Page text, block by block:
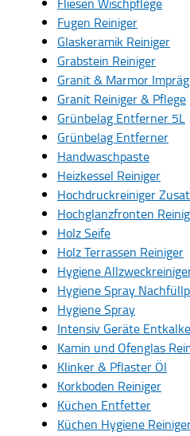
Fugen Reiniger
Glaskeramik Reiniger
Grabstein Reiniger
Granit & Marmor
Granit Reiniger & Pflege
Grünbelag Entferner 5L
Grünbelag Entferner
Handwaschpaste
Heizkessel Reiniger
Hochdruckreiniger
Hochglanzfronten
Holz Seife
Holz Terrassen Reiniger
Hygiene
Hygiene Spray
Hygiene Spray
Intensiv Geräte
Kamin und Ofenglas
Klinker & Pflaster Öl
Korkboden Reiniger
Küchen Entfetter
Küchen Hygiene